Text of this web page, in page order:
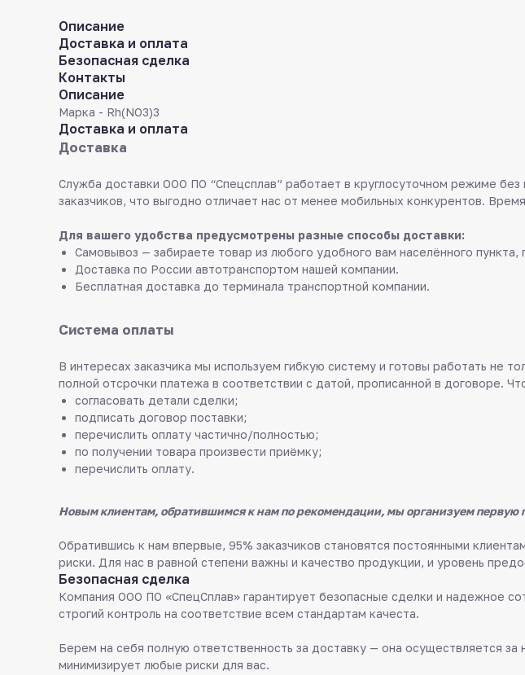
Описание
Доставка и оплата
Безопасная сделка
Контакты
Описание
Марка - Rh(NO3)3
Доставка и оплата
Доставка
Служба доставки ООО ПО “Спецсплав” работает в круглосуточном режиме
заказчиков, что выгодно отличает нас от менее мобильных конкурентов.
Для вашего удобства предусмотрены разные способы доставки:
Самовывоз — забираете товар из любого удобного вам населённого
Доставка по России автотранспортом нашей компании.
Бесплатная доставка до терминала транспортной компании.
Система оплаты
В интересах заказчика мы используем гибкую систему и готовы работать не
полной отсрочки платежа в соответствии с датой, прописанной в договоре.
согласовать детали сделки;
подписать договор поставки;
перечислить оплату частично/полностью;
по получении товара произвести приёмку;
перечислить оплату.
Новым клиентам, обратившимся к нам по рекомендации, мы организуем первую
Обратившись к нам впервые, 95% заказчиков становятся постоянными
риски. Для нас в равной степени важны и качество продукции, и уровень
Безопасная сделка
Компания ООО ПО «СпецСплав» гарантирует безопасные сделки и надежное
строгий контроль на соответствие всем стандартам качеста.
Берем на себя полную ответственность за доставку — она осуществляется
минимизирует любые риски для вас.